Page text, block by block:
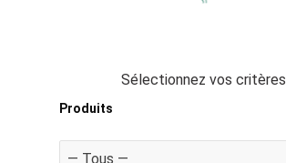
Sélectionnez vos critères
Produits